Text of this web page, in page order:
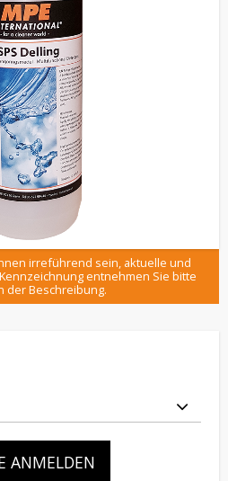
irreführend sein, aktuelle und
entnehmen Sie bitte
der Beschreibung.
ANMELDEN